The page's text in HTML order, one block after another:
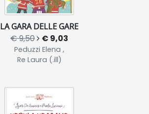
LA GARA DELLE GARE
€ 9,50 € 9,03
Peduzzi Elena ,
Re Laura (.ill)